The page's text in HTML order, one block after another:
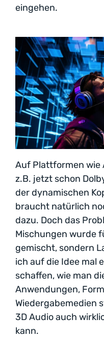
eingehen.
Auf Plattformen wie
z.B. jetzt schon
der dynamischen
braucht natürlich
dazu. Doch das
Mischungen wurde
gemischt, sondern
ich auf die Idee mal
schaffen, wie man
Anwendungen,
Wiedergabemedien
3D Audio auch
kann.